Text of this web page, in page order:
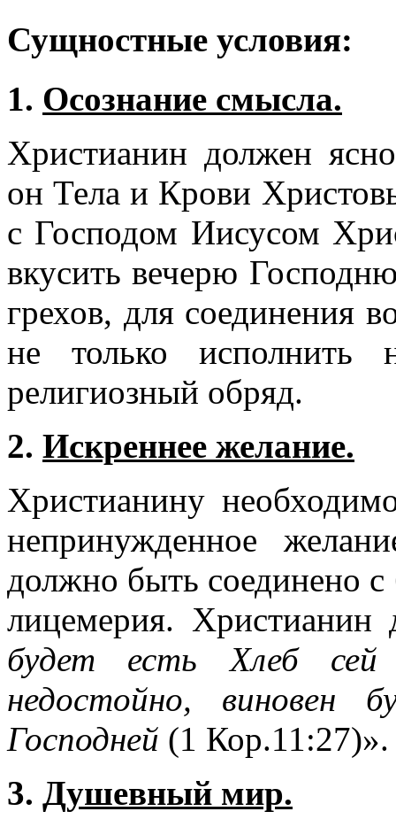
Сущностные условия:
1. Осознание смысла.
Христианин должен
он Тела и Крови
с Господом Иисусом
вкусить вечерю
грехов, для соединения
не только исполнить
религиозный обряд.
2. Искреннее желание.
Христианину
непринужденное
должно быть соединено с
лицемерия.
будет есть Хлеб
недостойно, виновен
Господней (1 Кор.11:27
3. Душевный мир.